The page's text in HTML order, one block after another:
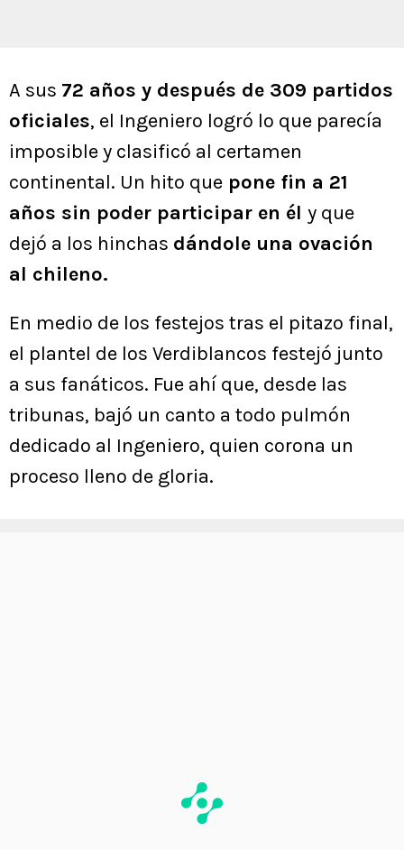
A sus 72 años y después de 309 partidos
oficiales, el Ingeniero logró lo que parecía
imposible y clasificó al certamen
continental. Un hito que pone fin a 21
años sin poder participar en él y que
dejó a los hinchas dándole una ovación
al chileno.
En medio de los festejos tras el pitazo final,
el plantel de los Verdiblancos festejó junto
a sus fanáticos. Fue ahí que, desde las
tribunas, bajó un canto a todo pulmón
dedicado al Ingeniero, quien corona un
proceso lleno de gloria.